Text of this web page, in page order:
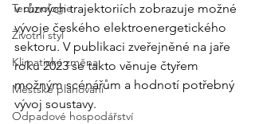
Technologie
Životní styl
Klimatická změna
Městské plánování
Odpadové hospodářství
v různých trajektoriích zobrazuje možné
vývoje českého elektroenergetického
sektoru. V publikaci zveřejněné na jaře
roku 2023 se takto věnuje čtyřem
možným scénářům a hodnotí potřebný
vývoj soustavy.